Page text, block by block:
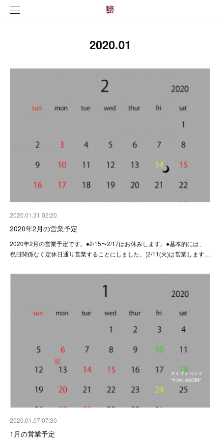
2020.01
2020.01.31 02:20
2020年2月の営業予定
2020年2月の営業予定です。●2/15〜2/17はお休みします。●基本的には、
祝日関係なく定休日通り営業することにしました。(2/11(火)は営業します…
2020.01.07 07:30
1月の営業予定